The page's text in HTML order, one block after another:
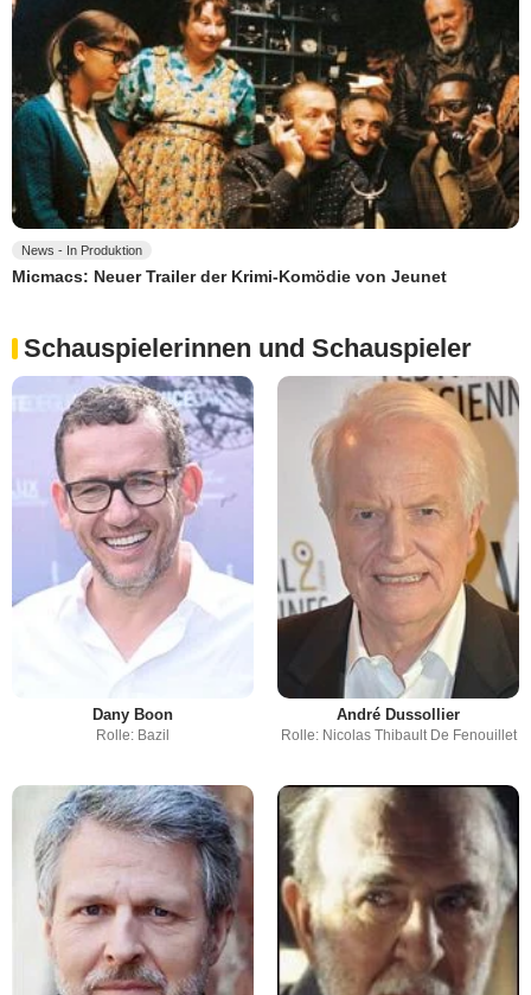
News - In Produktion
Micmacs: Neuer Trailer der Krimi-Komödie von Jeunet
Schauspielerinnen und Schauspieler
Dany Boon
Rolle: Bazil
André Dussollier
Rolle: Nicolas Thibault De Fenouillet